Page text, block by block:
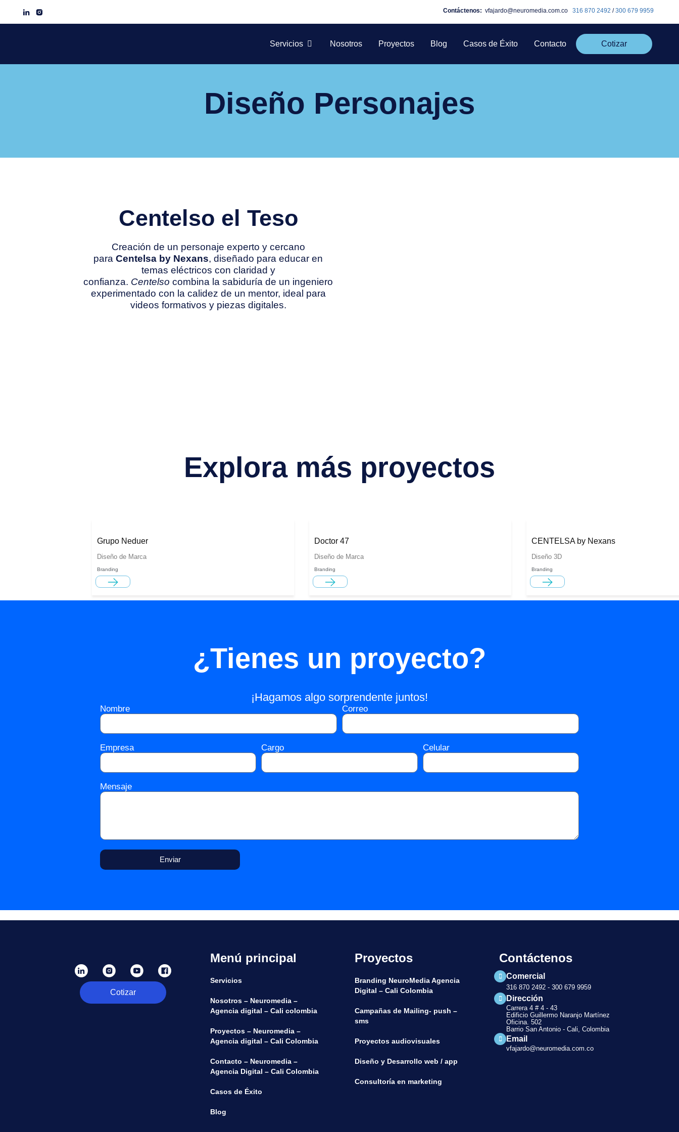
Contáctenos: vfajardo@neuromedia.com.co 316 870 2492 /300 679 9959
Servicios Nosotros Proyectos Blog Casos de Éxito Contacto Cotizar
Diseño Personajes
Centelso el Teso
Creación de un personaje experto y cercano
paraCentelsa by Nexans, diseñado para educar en
temas eléctricos con claridad y
confianza. Centelso combina la sabiduría de un ingeniero
experimentado con la calidez de un mentor, ideal para
videos formativos y piezas digitales.
Explora más proyectos
Grupo Neduer
Diseño de Marca
Branding
Doctor 47
Diseño de Marca
Branding
CENTELSA by Nexans
Diseño 3D
Branding
¿Tienes un proyecto?
¡Hagamos algo sorprendente juntos!
Nombre Correo
Empresa Cargo Celular
Mensaje
Enviar
Cotizar
Menú principal
Servicios
Nosotros – Neuromedia –
Agencia digital – Cali colombia
Proyectos – Neuromedia –
Agencia digital – Cali Colombia
Contacto – Neuromedia –
Agencia Digital – Cali Colombia
Casos de Éxito
Blog
Proyectos
Branding NeuroMedia Agencia
Digital – Cali Colombia
Campañas de Mailing- push –
sms
Proyectos audiovisuales
Diseño y Desarrollo web / app
Consultoría en marketing
Contáctenos
Comercial
316 870 2492 - 300 679 9959
Dirección
Carrera 4 # 4 - 43
Edificio Guillermo Naranjo Martínez
Oficina. 502
Barrio San Antonio - Cali, Colombia
Email
vfajardo@neuromedia.com.co